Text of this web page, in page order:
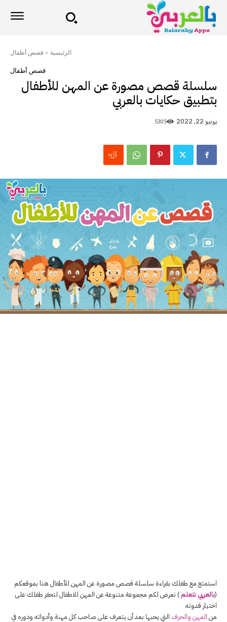
الرئيسية قصص أطفال
قصص أطفال
سلسلة قصص مصورة عن المهن للأطفال
بتطبيق حكايات بالعربي
يونيو 22, 2022 5305
استمتع مع طفلك بقراءة سلسلة قصص مصورة عن المهن للأطفال هنا بموقعكم
(بالعربي نتعلم) نعرض لكم مجموعة متنوعة عن المهن للاطفال لتحفز طفلك على
اختيار قدوته
من المهن والحرف التي يحبها بعد أن يتعرف على صاحب كل مهنة وأدواته ودوره في